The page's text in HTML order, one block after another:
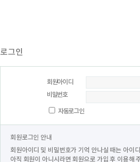
로그인
회원아이디
비밀번호
자동로그인
회원로그인 안내
회원아이디 및 비밀번호가 기억 안나실 때는 아이
아직 회원이 아니시라면 회원으로 가입 후 이용해